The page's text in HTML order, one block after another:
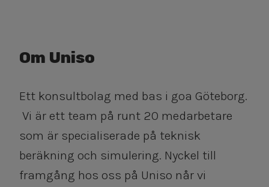
Om Uniso
Ett konsultbolag med bas i goa Göteborg.
Vi är ett team på runt 20 medarbetare
som är specialiserade på teknisk
beräkning och simulering. Nyckel till
framgång hos oss på Uniso når vi